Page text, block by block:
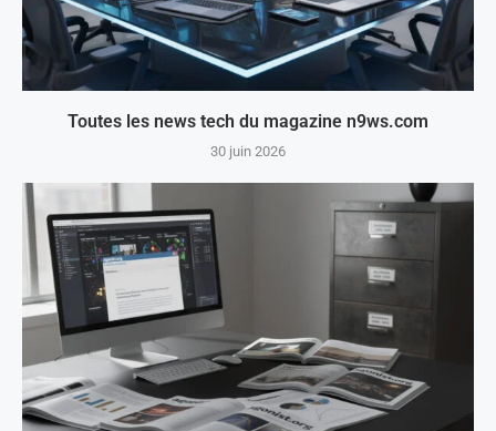
Toutes les news tech du magazine n9ws.com
30 juin 2026